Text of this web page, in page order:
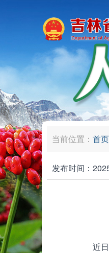
当前位置： 首页
发布时间：
近